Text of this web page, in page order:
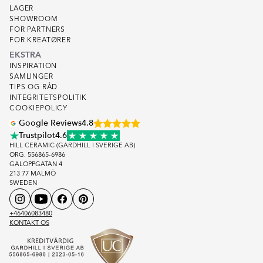
LAGER
SHOWROOM
FOR PARTNERS
FOR KREATØRER
EKSTRA
INSPIRATION
SAMLINGER
TIPS OG RÅD
INTEGRITETSPOLITIK
COOKIEPOLICY
Google Reviews4.8
Trustpilot4.6
HILL CERAMIC (GARDHILL I SVERIGE AB)
ORG. 556865-6986
GALOPPGATAN 4
213 77 MALMÖ
SWEDEN
+46406083480
KONTAKT OS